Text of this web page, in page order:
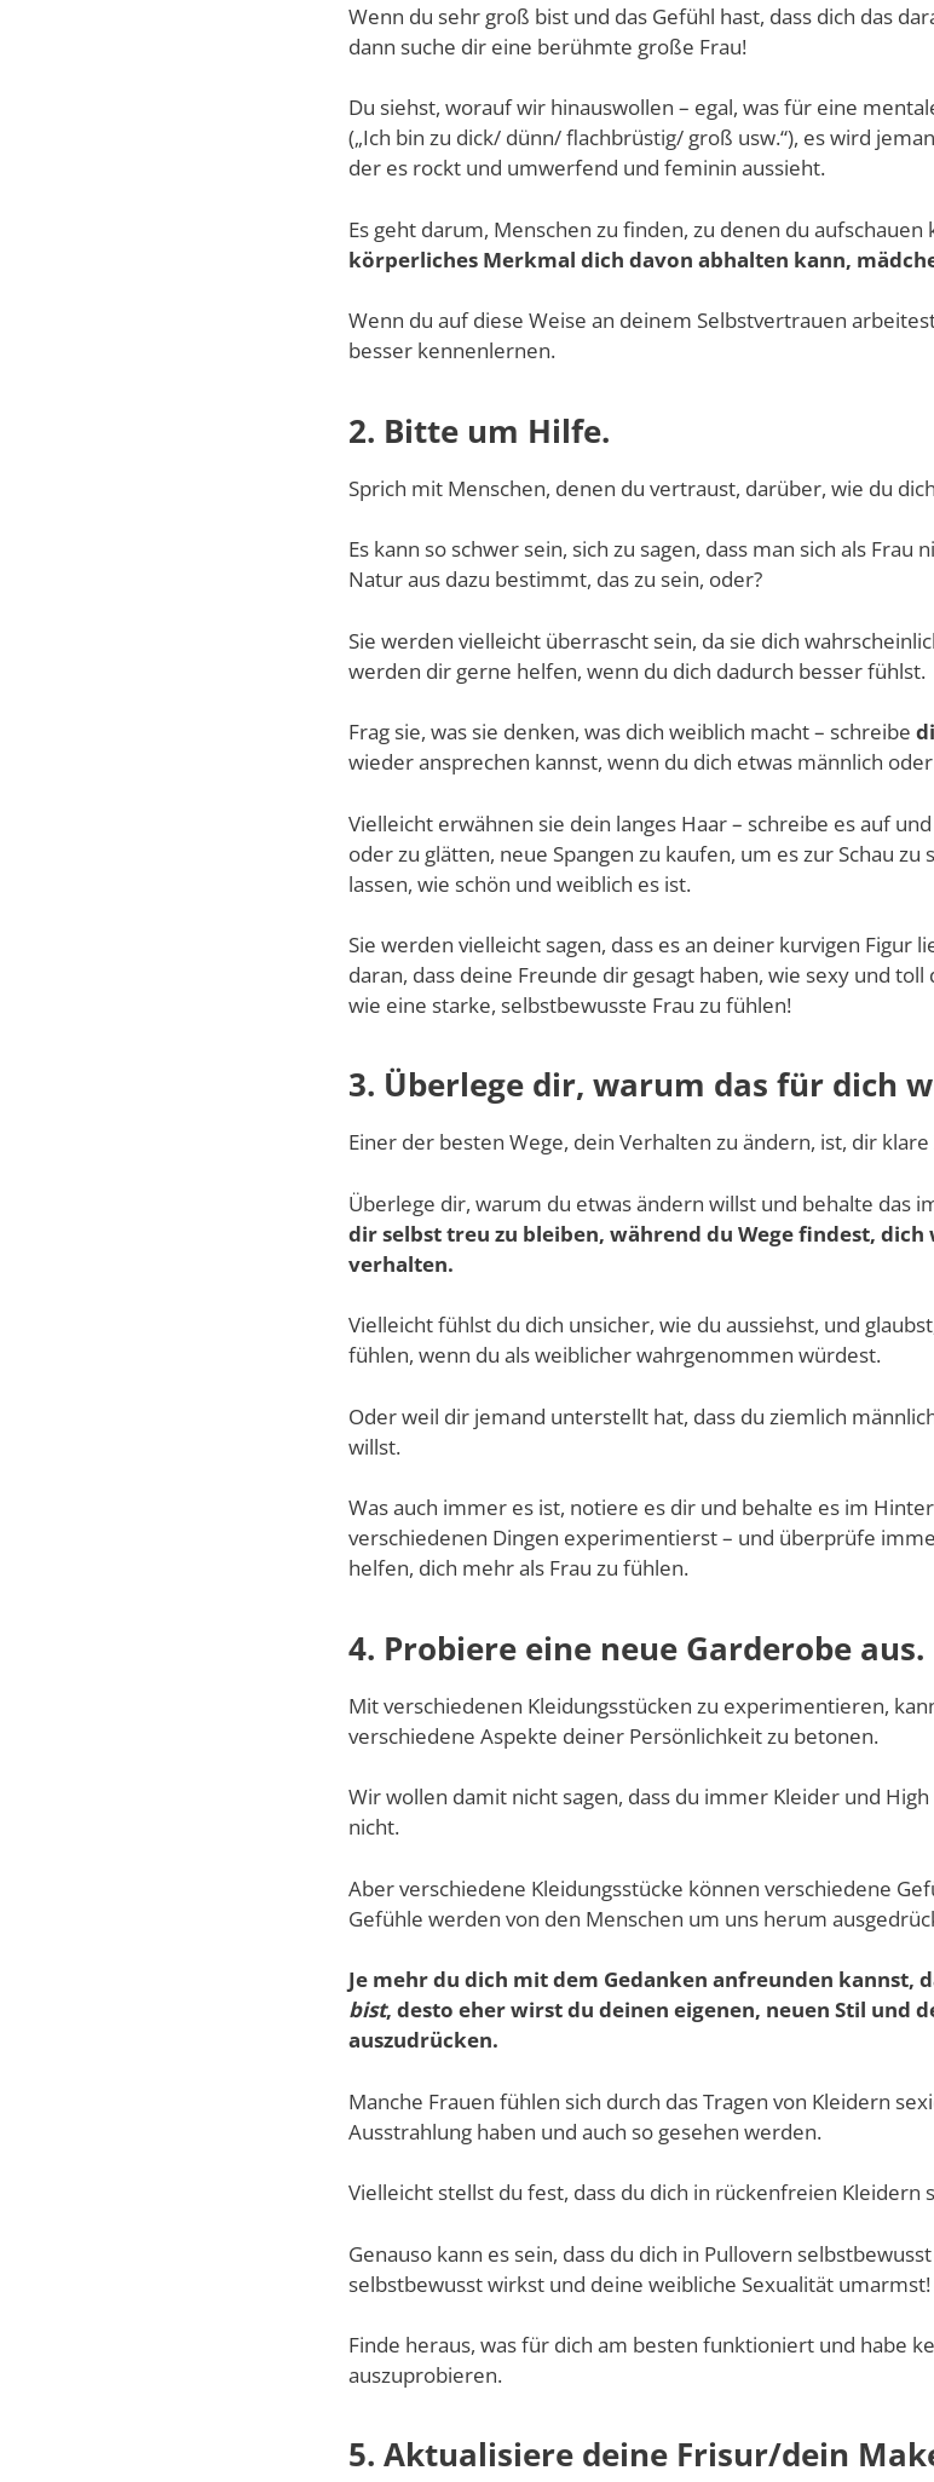
Wenn du sehr groß bist und das Gefühl hast, dass dich das
dann suche dir eine berühmte große Frau!
Du siehst, worauf wir hinauswollen – egal, was für eine
(„Ich bin zu dick/ dünn/ flachbrüstig/ groß usw.“), es wird
der es rockt und umwerfend und feminin aussieht.
Es geht darum, Menschen zu finden, zu denen du
körperliches Merkmal dich davon abhalten kann,
Wenn du auf diese Weise an deinem Selbstvertrauen
besser kennenlernen.
2. Bitte um Hilfe.
Sprich mit Menschen, denen du vertraust, darüber, wie du
Es kann so schwer sein, sich zu sagen, dass man sich als
Natur aus dazu bestimmt, das zu sein, oder?
Sie werden vielleicht überrascht sein, da sie dich
werden dir gerne helfen, wenn du dich dadurch besser fühlst.
Frag sie, was sie denken, was dich weiblich macht – schreibe
wieder ansprechen kannst, wenn du dich etwas männlich
Vielleicht erwähnen sie dein langes Haar – schreibe es auf
oder zu glätten, neue Spangen zu kaufen, um es zur Schau
lassen, wie schön und weiblich es ist.
Sie werden vielleicht sagen, dass es an deiner kurvigen Figur
daran, dass deine Freunde dir gesagt haben, wie sexy und
wie eine starke, selbstbewusste Frau zu fühlen!
3. Überlege dir, warum das für dich
Einer der besten Wege, dein Verhalten zu ändern, ist, dir
Überlege dir, warum du etwas ändern willst und behalte das
dir selbst treu zu bleiben, während du Wege findest,
verhalten.
Vielleicht fühlst du dich unsicher, wie du aussiehst, und
fühlen, wenn du als weiblicher wahrgenommen würdest.
Oder weil dir jemand unterstellt hat, dass du ziemlich
willst.
Was auch immer es ist, notiere es dir und behalte es im
verschiedenen Dingen experimentierst – und überprüfe
helfen, dich mehr als Frau zu fühlen.
4. Probiere eine neue Garderobe aus.
Mit verschiedenen Kleidungsstücken zu experimentieren,
verschiedene Aspekte deiner Persönlichkeit zu betonen.
Wir wollen damit nicht sagen, dass du immer Kleider und
nicht.
Aber verschiedene Kleidungsstücke können verschiedene
Gefühle werden von den Menschen um uns herum
Je mehr du dich mit dem Gedanken anfreunden kannst,
bist, desto eher wirst du deinen eigenen, neuen Stil und
auszudrücken.
Manche Frauen fühlen sich durch das Tragen von Kleidern
Ausstrahlung haben und auch so gesehen werden.
Vielleicht stellst du fest, dass du dich in rückenfreien Kleidern
Genauso kann es sein, dass du dich in Pullovern
selbstbewusst wirkst und deine weibliche Sexualität umarmst!
Finde heraus, was für dich am besten funktioniert und habe
auszuprobieren.
5. Aktualisiere deine Frisur/dein